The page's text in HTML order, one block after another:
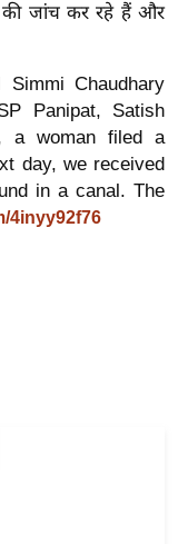
की जांच कर रहे हैं और
Chaudhary
Panipat, Satish
a woman filed a
day, we received
in a canal. The
4inyy92f76